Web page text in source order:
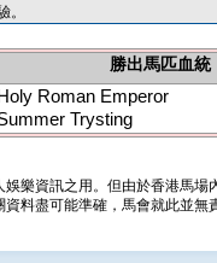
。
勝出馬匹血統
Roman Emperor
Trysting
樂資訊之用。但由於香港馬
料盡可能準確，馬會就此並